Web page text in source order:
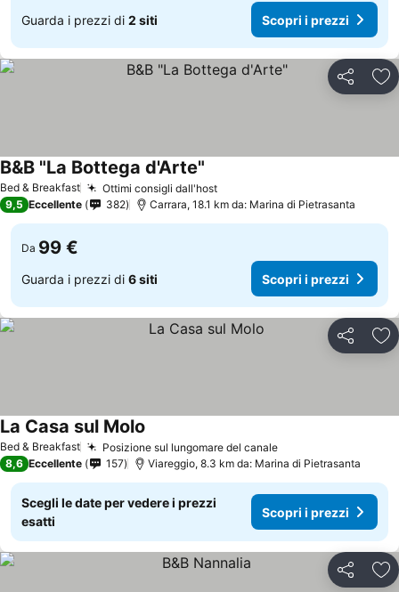
Guarda i prezzi di 2 siti Scopri i prezzi
Condividi
Bed & Breakfast Ottimi consigli dall'host
B&B "La Bottega d'Arte"
9,5 Eccellente 382 Carrara, 18.1 km da: Marina di Pietrasanta
Da 99 €
Guarda i prezzi di 6 siti Scopri i prezzi
Condividi
Bed & Breakfast Posizione sul lungomare del canale
La Casa sul Molo
8,6 Eccellente 157 Viareggio, 8.3 km da: Marina di Pietrasanta
Scegli le date per vedere i prezzi
esatti
Scopri i prezzi
Condividi